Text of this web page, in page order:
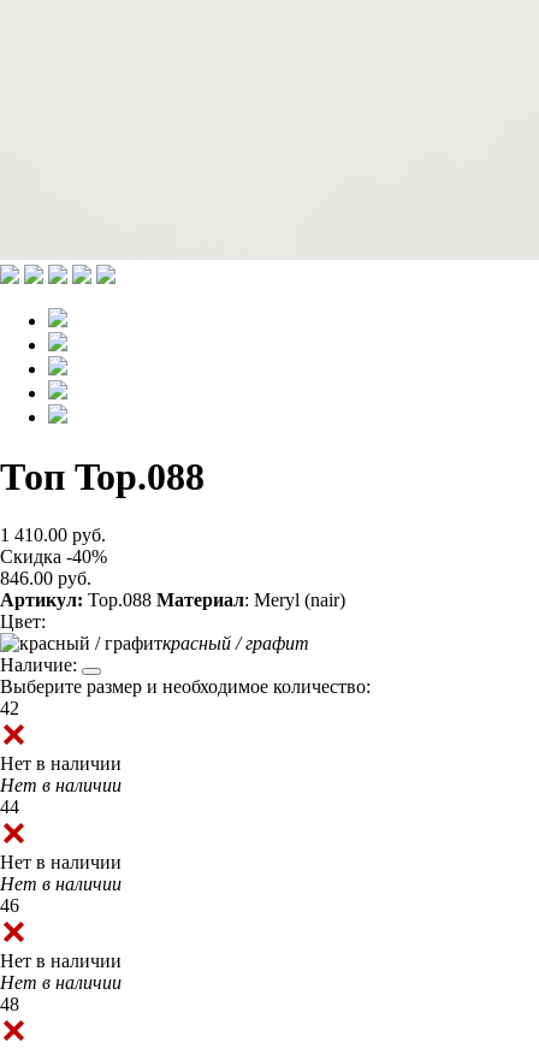
Топ Top.088
1 410.00 руб.
Скидка -40%
846.00 руб.
Артикул: Top.088 Материал: Meryl (nair)
Цвет:
красный / графит
Наличие:
Выберите размер и необходимое количество:
42
Нет в наличии
Нет в наличии
44
Нет в наличии
Нет в наличии
46
Нет в наличии
Нет в наличии
48